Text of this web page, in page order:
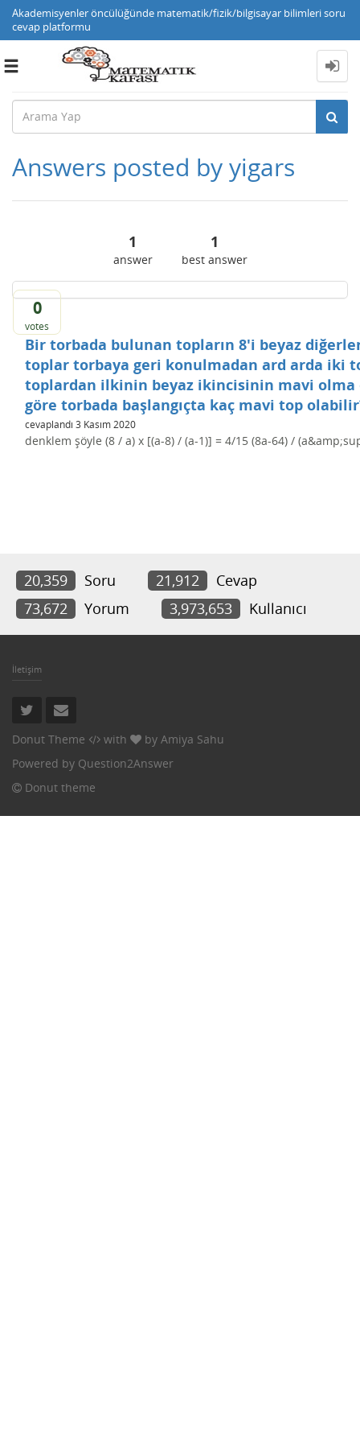
Akademisyenler öncülüğünde matematik/fizik/bilgisayar bilimleri soru
cevap platformu
Toggle
Answers posted by yigars
1
answer
1
best answer
0
votes
Bir torbada bulunan topların 8'i beyaz
toplar torbaya geri konulmadan ard arda iki
toplardan ilkinin beyaz ikincisinin mavi olma
göre torbada başlangıçta kaç mavi top
cevaplandı 3 Kasım 2020
denklem şöyle (8 / a) x [(a-8) / (a-1)] = 4/15 (8a-64) /
20,359 Soru 21,912
Cevap
73,672
Yorum 3,973,653 Kullanıcı
İletişim
Donut Theme with by Amiya Sahu
Powered by Question2Answer
Donut theme